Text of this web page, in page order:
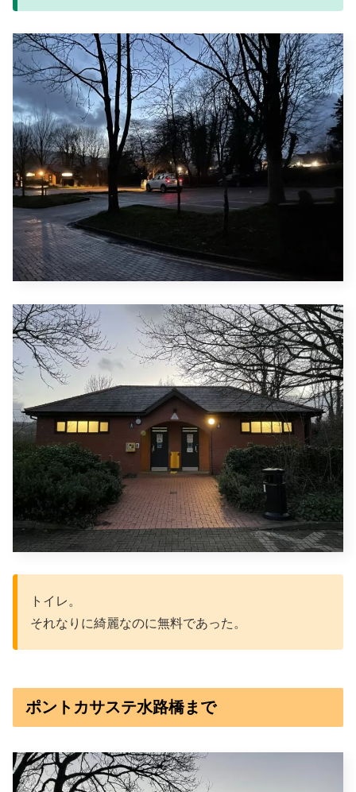
トイレ。
それなりに綺麗なのに無料であった。
ポントカサステ水路橋まで